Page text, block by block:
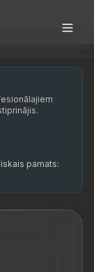
whose
koolitus,
pamats: